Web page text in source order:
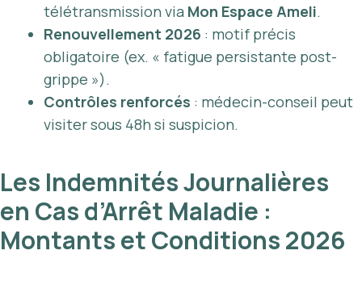
télétransmission via Mon Espace Ameli.
Renouvellement 2026 : motif précis
obligatoire (ex. « fatigue persistante post-
grippe »).
Contrôles renforcés : médecin-conseil peut
visiter sous 48h si suspicion.
Les Indemnités Journalières
en Cas d’Arrêt Maladie :
Montants et Conditions 2026